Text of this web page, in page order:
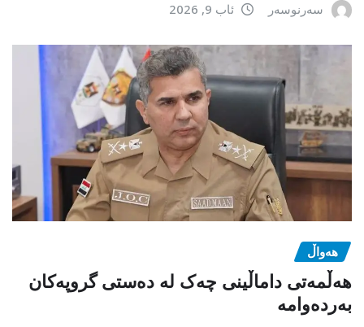
سەرنوسەر ئاب 9, 2026
هەواڵ
هەڵمەتی داماڵینی چەک لە دەستی گروپەکان
بەردەوامە